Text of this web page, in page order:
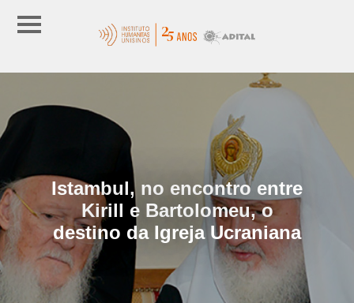
Istambul, no encontro entre
Kirill e Bartolomeu, o
destino da Igreja Ucraniana